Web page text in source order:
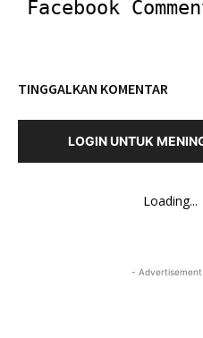
Facebook
TINGGALKAN KOMENTAR
LOGIN UNTUK
Loading...
-